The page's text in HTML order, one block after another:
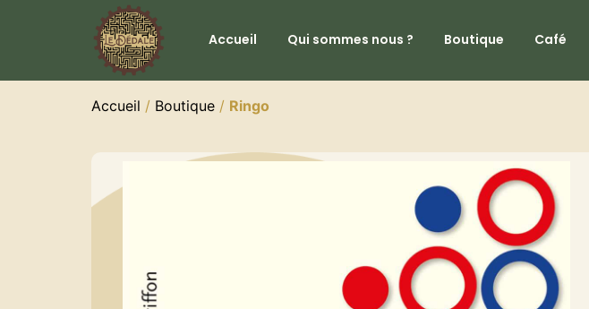
Accueil Qui sommes nous ? Boutique Café
Accueil / Boutique / Ringo